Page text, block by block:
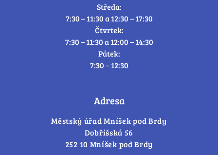
Středa:
7:30 – 11:30 a 12:30 – 17:30
Čtvrtek:
7:30 – 11:30 a 12:00 – 14:30
Pátek:
7:30 – 12:30
Adresa
Městský úřad Mníšek pod Brdy
Dobříšská 56
252 10 Mníšek pod Brdy